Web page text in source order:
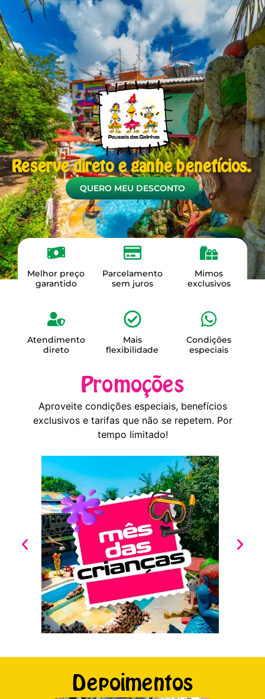
Reserve direto e ganhe benefícios.
QUERO MEU DESCONTO
Melhor preço
garantido
Parcelamento
sem juros
Mimos
exclusivos
Atendimento
direto
Mais
flexibilidade
Condições
especiais
Promoções
Aproveite condições especiais, benefícios
exclusivos e tarifas que não se repetem. Por
tempo limitado!
Depoimentos